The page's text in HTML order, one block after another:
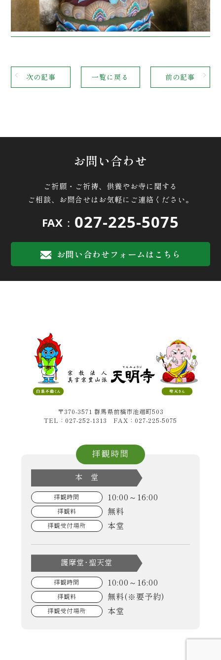
次の記事 一覧に戻る 前の記事
お問い合わせ
ご祈願・ご祈祷、供養やお寺に関する
ご相談、お問合せはお気軽にご連絡ください。
FAX： 027-225-5075
お問い合わせフォームはこちら
〒370-3571 群馬県前橋市池端町503
TEL：027-252-1313 FAX：027-225-5075
拝観時間
本 堂
拝観時間 10:00～16:00
拝観料 無料
拝観受付場所 本堂
護摩堂･聖天堂
拝観時間 10:00～16:00
拝観料 無料(※要予約)
拝観受付場所 本堂